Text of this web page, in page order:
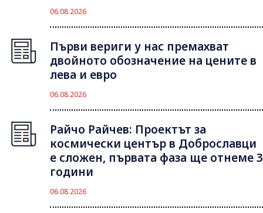
06.08.2026
Първи вериги у нас премахват
двойното обозначение на цените в
лева и евро
06.08.2026
Райчо Райчев: Проектът за
космически център в Доброславци
е сложен, първата фаза ще отнеме 3
години
06.08.2026